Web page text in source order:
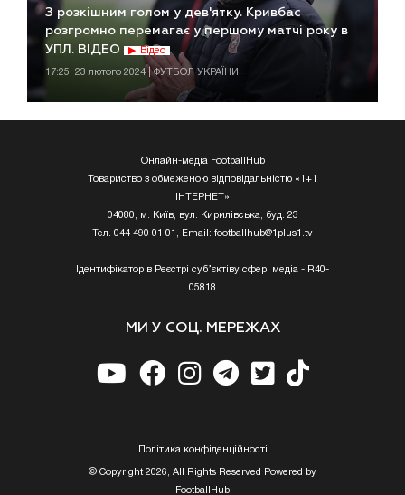
З розкішним голом у дев'ятку. Кривбас
розгромно перемагає у першому матчі року в
УПЛ. ВІДЕО
Відео
17:25, 23 лютого 2024 | ФУТБОЛ УКРАЇНИ
Онлайн-медіа FootballHub
Товариство з обмеженою відповідальністю «1+1
ІНТЕРНЕТ»
04080, м. Київ, вул. Кирилівська, буд. 23
Тел. 044 490 01 01, Email: footballhub@1plus1.tv
Ідентифікатор в Реєстрі суб’єктіву сфері медіа - R40-
05818
МИ У СОЦ. МЕРЕЖАХ
Полiтика конфiденцiйностi
© Copyright 2026, All Rights Reserved Powered by
FootballHub